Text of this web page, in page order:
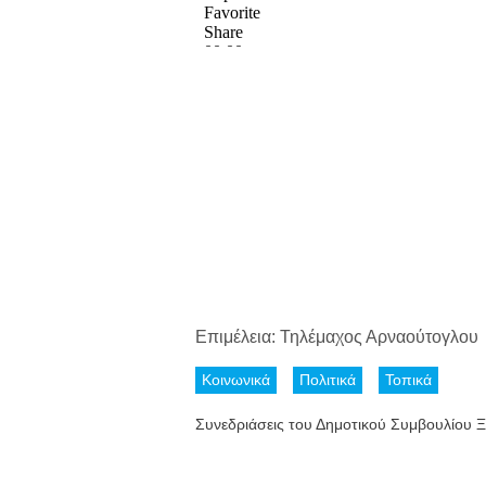
Επιμέλεια: Τηλέμαχος Αρναούτογλου
Κοινωνικά Πολιτικά Τοπικά
Συνεδριάσεις του Δημοτικού Συμβουλίου